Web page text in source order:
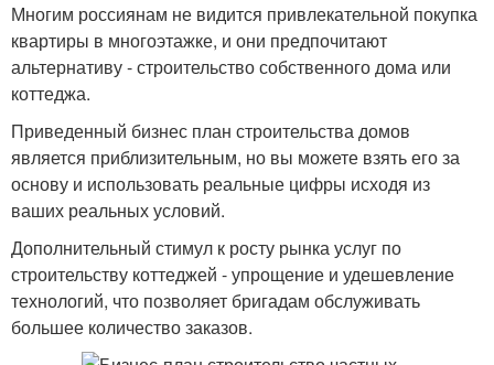
Многим россиянам не видится привлекательной покупка
квартиры в многоэтажке, и они предпочитают
альтернативу - строительство собственного дома или
коттеджа.
Приведенный бизнес план строительства домов
является приблизительным, но вы можете взять его за
основу и использовать реальные цифры исходя из
ваших реальных условий.
Дополнительный стимул к росту рынка услуг по
строительству коттеджей - упрощение и удешевление
технологий, что позволяет бригадам обслуживать
большее количество заказов.